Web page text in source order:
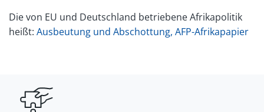
Die von EU und Deutschland betriebene Afrikapolitik
heißt: Ausbeutung und Abschottung, AFP-Afrikapapier